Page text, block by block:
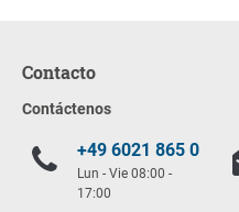
Contacto
Contáctenos
+49 6021 865 0
Lun - Vie 08:00 -
17:00